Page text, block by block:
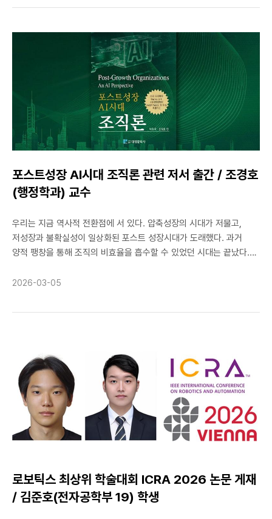
연구소장으로 선정되어 국방 방산 기업 무기체계 보안 분야에서의
가장 영향력 있는 최상위(Top-tier) 학술대회로, 낮은 채택률과
글로벌 연구기관의 핵심 연구 성과가 발표되는 자리로, 해당 분야의
연구 수준을 가늠하는 대표적인 학술 무대로 평가받는다. 이번 연구는
국민대학교 전자공학부 이성원 교수 연구팀과 연세대학교 김은태 교수
연구팀이 공동으로 수행했다. 양 기관 연구진은 긴밀한 협력을
바탕으로 이론적 정교함과 실용적 확장성을 모두 갖춘 연구 성과를
도출했다. 첫 번째 논문인 “Rethinking Pose Refinement in 3D
Gaussian Splatting under Pose Prior and Geometric
Uncertainty”는 차세대 3D 장면 복원 기술로 주목받는 3D
Gaussian Splatting 기법의 핵심 문제인 카메라 포즈 오차와
기하학적 불확실성을 체계적으로 분석하고 개선하는 새로운 최적화
프레임워크를 제안했다. 포즈 사전 정보(pose prior)와 기하학적
불확실성을 통합적으로 고려함으로써 보다 안정적이고 정밀한 3차원
등 다양한 응용 분야로의 확장 가능성을 제시했다. 두 번째 논문인
“HypeVPR: Exploring Hyperbolic Space for Perspective to
Equirectangular Visual Place Recognition”은 원근
차이를 극복하기 위해 하이퍼볼릭(Hyperbolic) 공간을 활용한 새로운
카메라 포맷 간에도 강인한 인식 성능을 확보함으로써 자율주행, 드론,
컴퓨터비전 연구자들이 가장 발표를 희망하는 학술대회이자, 연구의
독창성과 완성도를 가장 엄격히 평가받는 자리”라며, “이론적
정교함과 실제 응용 가능성을 동시에 갖춘 연구를 통해 글로벌
경쟁력을 지속적으로 강화해 나가겠다”고 밝혔다. 이어 “앞으로도
국민대학교가 인공지능 및 컴퓨터비전 분야에서 선도적인 연구 성과를
창출할 수 있도록 연구와 인재 양성에 더욱 힘쓰겠다”고 덧붙였다.
포스트성장 AI시대 조직론 관련 저서 출간 / 조경호
(행정학과) 교수
우리는 지금 역사적 전환점에 서 있다. 압축성장의 시대가 저물고,
저성장과 불확실성이 일상화된 포스트 성장시대가 도래했다. 과거
양적 팽창을 통해 조직의 비효율을 흡수할 수 있었던 시대는 끝났다.
과제에 직면해 있다. 동시에 인공지능으로 대표되는 기술혁명은
성장시대의 조직관리는 단순히 비용을 절감하거나 프로세스를
어떻게 설계할 것인가의 문제다. 이 책은 바로 그 전환의 한가운데에서,
인공지능(AI)을 단순한 도구로 보지 않고 조직 이론과 인사행정의
융합적 관점에서 조직관리의 핵심 파트너로 재정립하고자 하는 시도에
초점을 맞추고 있다. 이러한 융합적 시각을 바탕으로 AI시대의
조직관리를 세 가지 핵심 차원에서 조망한다. 첫째, 조직구조의
차원에서 AI는 위계적 구조의 한계를 극복하고 네트워크형 조직으로의
전환을 가능케 한다. AI 기반 의사결정 지원시스템은 중간관리층의
넘나드는 협업을 촉진한다. 그러나 이는 단순히 AI가 인간을 대체하는
것이 아니라, 인간 관리자의 판단과 AI의 데이터 분석 능력이
상호보완적으로 결합될 때 비로소 실현된다. 둘째, 조직행태의
2026-03-05
로보틱스 최상위 학술대회 ICRA 2026 논문 게재
/ 김준호(전자공학부 19) 학생